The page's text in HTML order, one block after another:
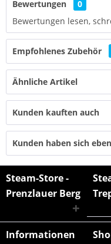
Bewertungen
0
Bewertungen lesen,
Empfohlenes Zubehör
Ähnliche Artikel
Kunden kauften auch
Kunden haben sich
Steam-Store -
Prenzlauer Berg
Informationen